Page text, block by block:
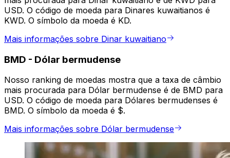
USD. O código de moeda para Dinares kuwaitianos é
KWD. O símbolo da moeda é KD.
Mais informações sobre Dinar kuwaitiano
BMD - Dólar bermudense
Nosso ranking de moedas mostra que a taxa de câmbio
mais procurada para Dólar bermudense é de BMD para
USD. O código de moeda para Dólares bermudenses é
BMD. O símbolo da moeda é $.
Mais informações sobre Dólar bermudense